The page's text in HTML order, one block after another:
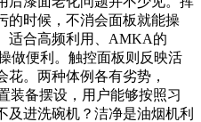
的时候，不消会面板就能操
适合高频利用、AMKA的
做便利。触控面板则反映活
。两种体例各有劣势，
装备摆设，用户能够按照习
及进洗碗机？洁净是油烟机利